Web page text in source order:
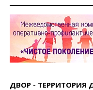
ДВОР - ТЕРРИТОРИЯ